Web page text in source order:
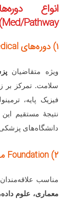
Med/Pathway)
۱) دوره‌های Pre-Medical (پری‌مدیکال)
ویژه متقاضیان
سلامت. تمرکز
فیزیک پایه،
نتیجهٔ مستقیم
دانشگاه‌های
۲) Foundation مهندسی و علوم
مناسب
معماری، علوم